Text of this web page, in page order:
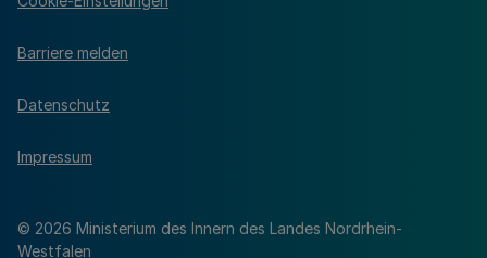
© 2026 Ministerium des Innern des Landes Nordrhein-
Westfalen
Barriere melden
Datenschutz
Impressum